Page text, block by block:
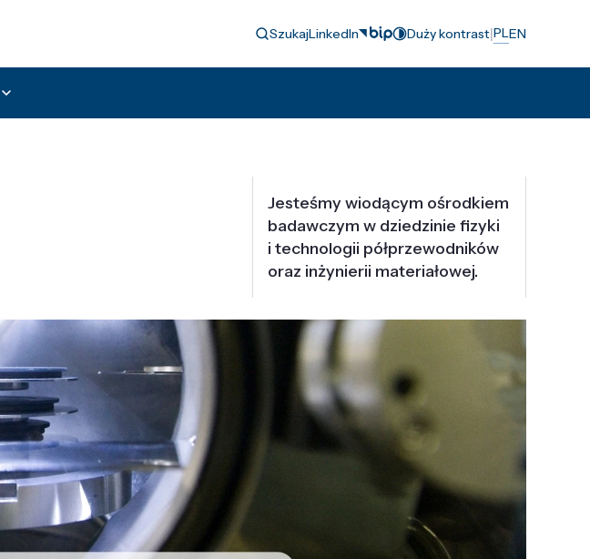
SzukajLinkedIn Duży kontrast|PLEN
Jesteśmy wiodącym ośrodkiem
badawczym w dziedzinie fizyki
i technologii półprzewodników
oraz inżynierii materiałowej.